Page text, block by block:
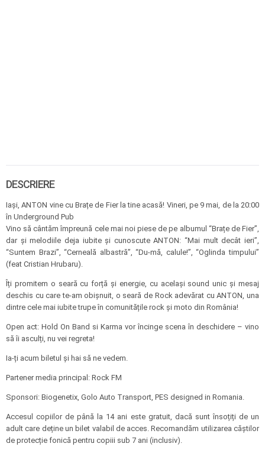
DESCRIERE
Iași, ANTON vine cu Brațe de Fier la tine acasă! Vineri, pe 9 mai, de la 20:00
în Underground Pub
Vino să cântăm împreună cele mai noi piese de pe albumul “Brațe de Fier”,
dar și melodiile deja iubite și cunoscute ANTON: “Mai mult decât ieri”,
“Suntem Brazi”, “Cerneală albastră”, “Du-mă, calule!”, “Oglinda timpului”
(feat Cristian Hrubaru).
Îți promitem o seară cu forță și energie, cu același sound unic și mesaj
deschis cu care te-am obișnuit, o seară de Rock adevărat cu ANTON, una
dintre cele mai iubite trupe în comunitățile rock și moto din România!
Open act: Hold On Band si Karma vor încinge scena în deschidere – vino
să îi asculți, nu vei regreta!
Ia-ți acum biletul și hai să ne vedem.
Partener media principal: Rock FM
Sponsori: Biogenetix, Golo Auto Transport, PES designed in Romania.
Accesul copiilor de până la 14 ani este gratuit, dacă sunt însoțiți de un
adult care deține un bilet valabil de acces. Recomandăm utilizarea căștilor
de protecție fonică pentru copiii sub 7 ani (inclusiv).